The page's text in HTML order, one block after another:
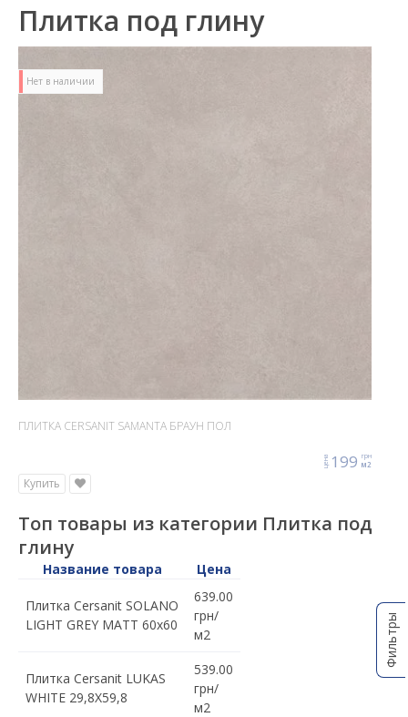
Фильтры
Плитка под глину
Нет в наличии
ПЛИТКА CERSANIT SAMANTA БРАУН ПОЛ
цена 199 грн
м2
Купить
Топ товары из категории Плитка под
глину
Название товара Цена
Плитка Cersanit SOLANO
LIGHT GREY MATT 60x60
639.00
грн/
м2
Плитка Cersanit LUKAS
WHITE 29,8X59,8
539.00
грн/
м2